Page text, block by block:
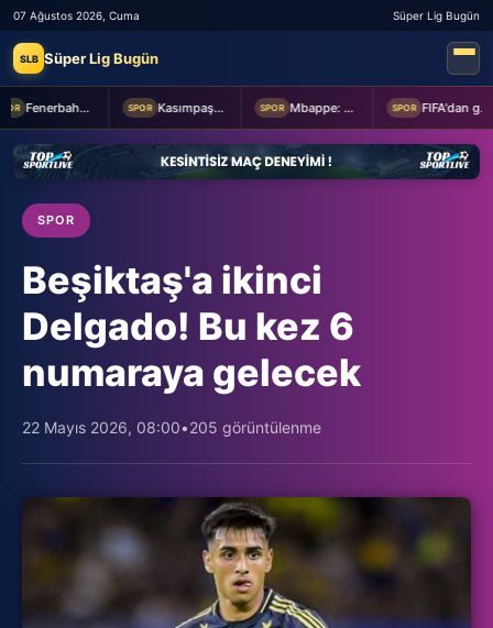
07 Ağustos 2026, Cuma Süper Lig Bugün
SLB Süper Lig Bugün
Fenerbahçe Başkanı Aziz Yıldırım, Sturm Graz maçı öncesi takımı ziyaret etti SPOR Kasımpaşa ile Hull City hazırlık maçında berabere kaldı SPOR Mbappe: Bahis reklamlarında oynamam SPOR FIFA'dan geri adım
SPOR
Beşiktaş'a ikinci
Delgado! Bu kez 6
numaraya gelecek
22 Mayıs 2026, 08:00•205 görüntülenme